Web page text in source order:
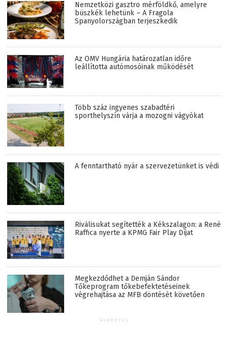
Nemzetközi gasztro mérföldkő, amelyre
büszkék lehetünk – A Fragola
Spanyolországban terjeszkedik
Az OMV Hungária határozatlan időre
leállította autómosóinak működését
Több száz ingyenes szabadtéri
sporthelyszín várja a mozogni vágyókat
A fenntartható nyár a szervezetünket is védi
Riválisukat segítették a Kékszalagon: a René
Raffica nyerte a KPMG Fair Play Díjat
Megkezdődhet a Demján Sándor
Tőkeprogram tőkebefektetéseinek
végrehajtása az MFB döntését követően
HIRDETÉS